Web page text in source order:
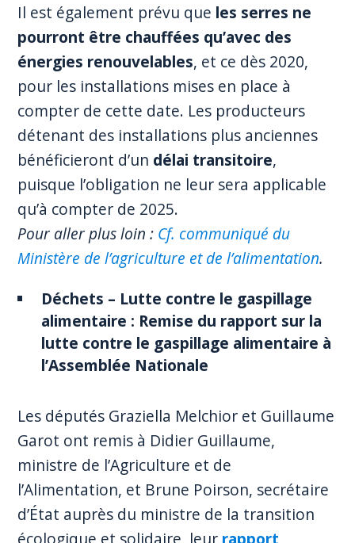
Il est également prévu que les serres ne
pourront être chauffées qu’avec des
énergies renouvelables, et ce dès 2020,
pour les installations mises en place à
compter de cette date. Les producteurs
détenant des installations plus anciennes
bénéficieront d’un délai transitoire,
puisque l’obligation ne leur sera applicable
qu’à compter de 2025.
Pour aller plus loin : Cf. communiqué du
Ministère de l’agriculture et de l’alimentation.
Déchets – Lutte contre le gaspillage
alimentaire : Remise du rapport sur la
lutte contre le gaspillage alimentaire à
l’Assemblée Nationale
Les députés Graziella Melchior et Guillaume
Garot ont remis à Didier Guillaume,
ministre de l’Agriculture et de
l’Alimentation, et Brune Poirson, secrétaire
d’État auprès du ministre de la transition